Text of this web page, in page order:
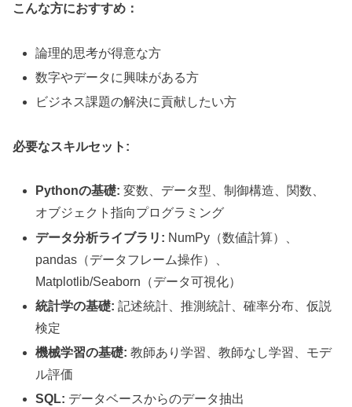
こんな方におすすめ：
論理的思考が得意な方
数字やデータに興味がある方
ビジネス課題の解決に貢献したい方
必要なスキルセット:
Pythonの基礎: 変数、データ型、制御構造、関数、
オブジェクト指向プログラミング
データ分析ライブラリ: NumPy（数値計算）、
pandas（データフレーム操作）、
Matplotlib/Seaborn（データ可視化）
統計学の基礎: 記述統計、推測統計、確率分布、仮説
検定
機械学習の基礎: 教師あり学習、教師なし学習、モデ
ル評価
SQL: データベースからのデータ抽出